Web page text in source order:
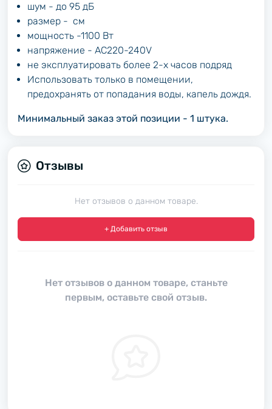
шум - до 95 дБ
размер - см
мощность -1100 Вт
напряжение - AC220-240V
не эксплуатировать более 2-х часов подряд
Использовать только в помещении,
предохранять от попадания воды, капель дождя.
Минимальный заказ этой позиции - 1 штука.
Отзывы
Нет отзывов о данном товаре.
+ Добавить отзыв
Нет отзывов о данном товаре, станьте
первым, оставьте свой отзыв.